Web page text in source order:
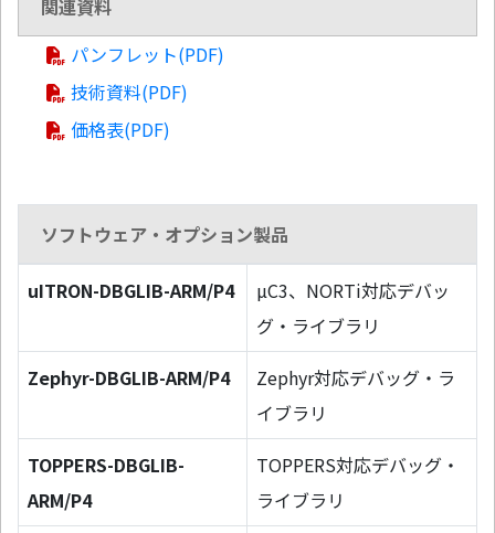
関連資料
パンフレット(PDF)
技術資料(PDF)
価格表(PDF)
ソフトウェア・オプション製品
uITRON-DBGLIB-ARM/P4
µC3、NORTi対応デバッ
グ・ライブラリ
Zephyr-DBGLIB-ARM/P4
Zephyr対応デバッグ・ラ
イブラリ
TOPPERS-DBGLIB-
ARM/P4
TOPPERS対応デバッグ・
ライブラリ